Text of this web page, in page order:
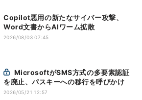
Copilot悪用の新たなサイバー攻撃、
Word文書からAIワーム拡散
2026/08/03 07:45
を廃止、パスキーへの移行を呼びかけ
2026/05/21 12:57